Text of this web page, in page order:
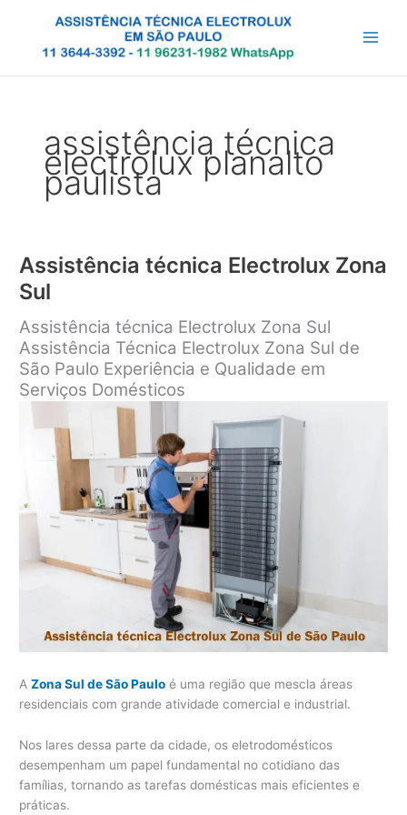
assistência técnica
electrolux planalto
paulista
Assistência técnica Electrolux Zona
Sul
Assistência técnica Electrolux Zona Sul
Assistência Técnica Electrolux Zona Sul de
São Paulo Experiência e Qualidade em
Serviços Domésticos
AZona Sul de São Paulo é uma região que mescla áreas
residenciais com grande atividade comercial e industrial.
Nos lares dessa parte da cidade, os eletrodomésticos
desempenham um papel fundamental no cotidiano das
famílias, tornando as tarefas domésticas mais eficientes e
práticas.